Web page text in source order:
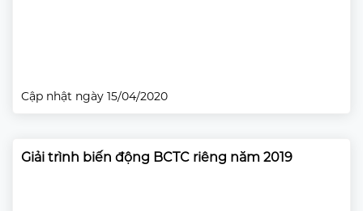
Cập nhật ngày 15/04/2020
Giải trình biến động BCTC riêng năm 2019